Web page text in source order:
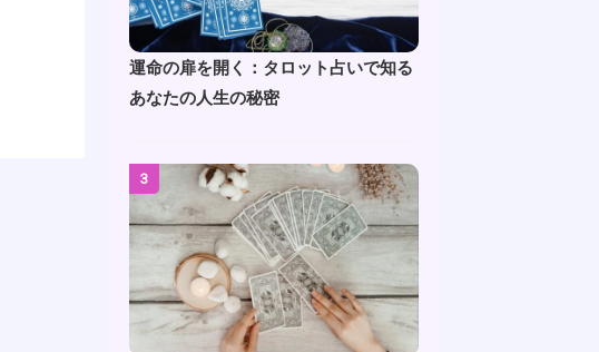
運命の扉を開く：タロット占いで知る
あなたの人生の秘密
3